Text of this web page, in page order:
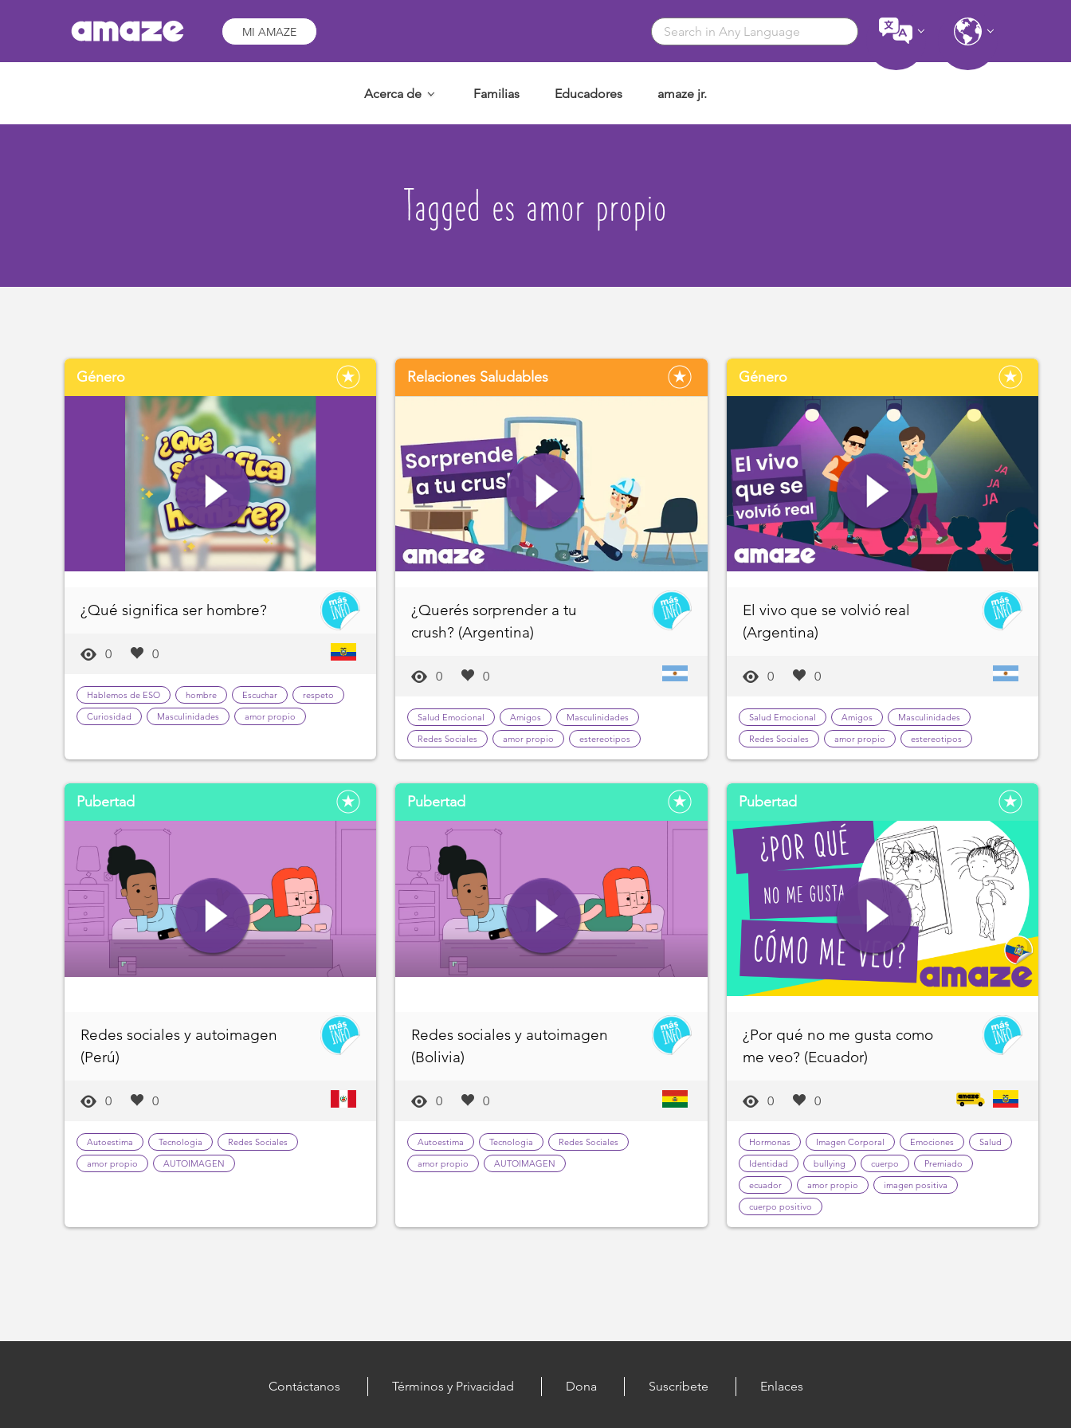
MI AMAZE
Familias Educadores amaze jr.
Acerca de
Tagged es amor propio
Género
¿Qué significa ser hombre?
0 0
Hablemos de ESO hombre Escuchar
respeto
Curiosidad
Masculinidades amor propio
Relaciones Saludables
¿Querés sorprender a tu
crush? (Argentina)
0 0
Salud Emocional Amigos
Masculinidades
Redes Sociales
amor propio estereotipos
Género
El vivo que se volvió real
(Argentina)
0 0
Salud Emocional Amigos
Masculinidades
Redes Sociales
amor propio estereotipos
Pubertad
Redes sociales y autoimagen
(Perú)
0 0
Autoestima Tecnologia
Redes Sociales
amor propio
AUTOIMAGEN
Pubertad
Redes sociales y autoimagen
(Bolivia)
0 0
Autoestima Tecnologia
Redes Sociales
amor propio
AUTOIMAGEN
Pubertad
¿Por qué no me gusta como
me veo? (Ecuador)
0 0
Hormonas Imagen Corporal Emociones
Salud
Identidad
bullying cuerpo
Premiado
ecuador
amor propio
imagen positiva
cuerpo positivo
Contáctanos Términos y Privacidad Dona Suscríbete Enlaces